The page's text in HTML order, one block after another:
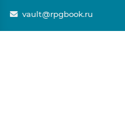
vault@rpgbook.ru